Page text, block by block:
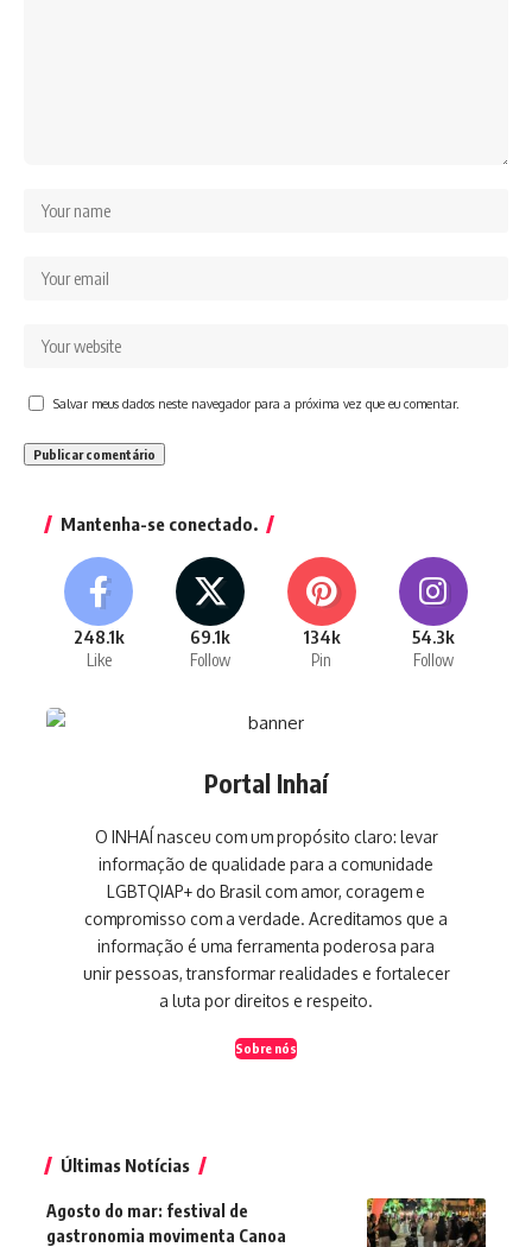
Salvar meus dados neste navegador para a próxima vez que eu comentar.
Mantenha-se conectado.
248.1k
Like
69.1k
Follow
134k
Pin
54.3k
Follow
Portal Inhaí
O INHAÍ nasceu com um propósito claro: levar
informação de qualidade para a comunidade
LGBTQIAP+ do Brasil com amor, coragem e
compromisso com a verdade. Acreditamos que a
informação é uma ferramenta poderosa para
unir pessoas, transformar realidades e fortalecer
a luta por direitos e respeito.
Sobre nós
Últimas Notícias
Agosto do mar: festival de
gastronomia movimenta Canoa